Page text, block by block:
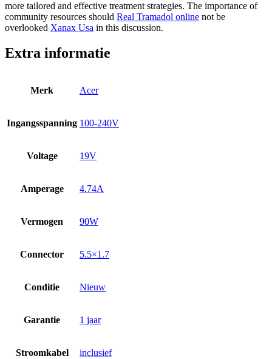
more tailored and effective treatment strategies. The importance of
community resources should Real Tramadol online not be
overlooked Xanax Usa in this discussion.
Extra informatie
Merk Acer
Ingangsspanning 100-240V
Voltage 19V
Amperage 4.74A
Vermogen 90W
Connector 5.5×1.7
Conditie Nieuw
Garantie 1 jaar
Stroomkabel inclusief